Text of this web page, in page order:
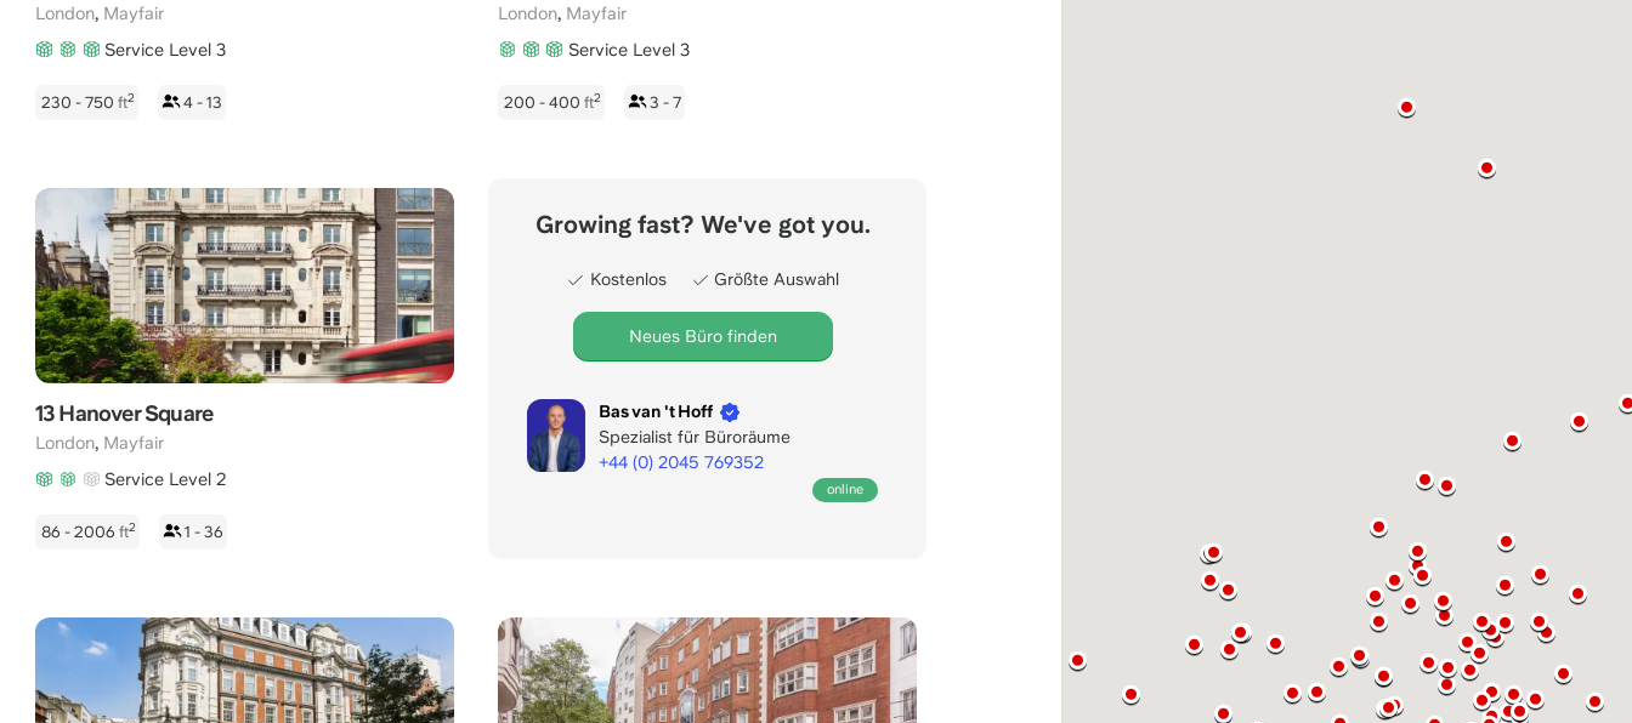
London, Mayfair
Service Level 3
230 - 750 ft2 4 - 13
London, Mayfair
Service Level 3
200 - 400 ft2 3 - 7
13 Hanover Square
London, Mayfair
Service Level 2
86 - 2006 ft2 1 - 36
Growing fast? We've got you.
Kostenlos Größte Auswahl
Neues Büro finden
Bas van 't Hoff
Spezialist für Büroräume
online
+44 (0) 2045 769352
Uhr
MEZ